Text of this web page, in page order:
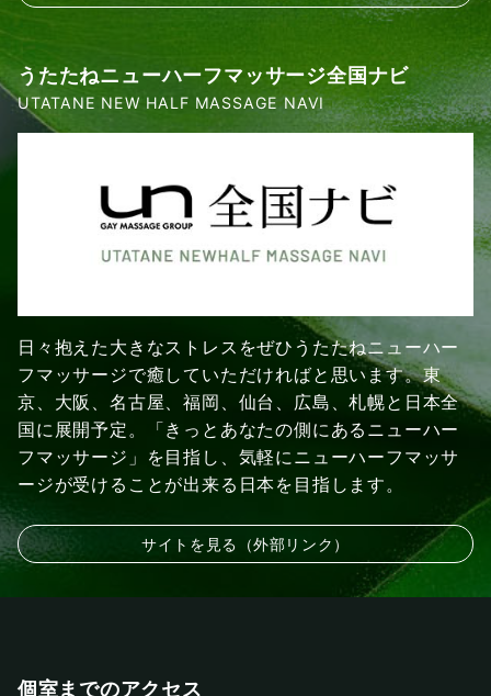
うたたねニューハーフマッサージ全国ナビ
UTATANE NEW HALF MASSAGE NAVI
日々抱えた大きなストレスをぜひうたたねニューハー
フマッサージで癒していただければと思います。東
京、大阪、名古屋、福岡、仙台、広島、札幌と日本全
国に展開予定。「きっとあなたの側にあるニューハー
フマッサージ」を目指し、気軽にニューハーフマッサ
ージが受けることが出来る日本を目指します。
サイトを見る（外部リンク）
個室までのアクセス